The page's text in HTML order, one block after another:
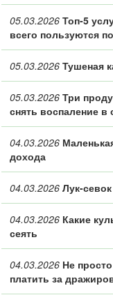
05.03.2026 Топ‑5
всего пользуются
05.03.2026 Тушеная
05.03.2026 Три
снять воспаление
04.03.2026
дохода
04.03.2026 Лук-
04.03.2026 Какие
сеять
04.03.2026 Не
платить за